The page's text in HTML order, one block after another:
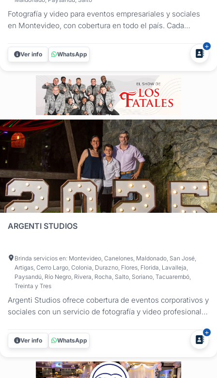
Fotografía y video para eventos empresariales y sociales
en Montevideo, con cobertura en todo el país. Cada
marca o generar recuerdos que valen para siempre. En
Adolfo Blanco Producciones realizamos coberturas
Ver info WhatsApp
ARGENTI STUDIOS
Brinda servicios en: Montevideo, Canelones, Maldonado, San José,
Artigas, Cerro Largo, Colonia, Durazno, Flores, Florida, Lavalleja,
Paysandú, Río Negro, Rivera, Rocha, Salto, Soriano, Tacuarembó,
Treinta y Tres
Argenti Studios ofrece cobertura de eventos corporativos y
sociales con un servicio de fotografía y video profesional
lanzamientos de productos, aniversarios y fiestas de fin de
año con un enfoque técnico, puntual y adaptado
Ver info WhatsApp